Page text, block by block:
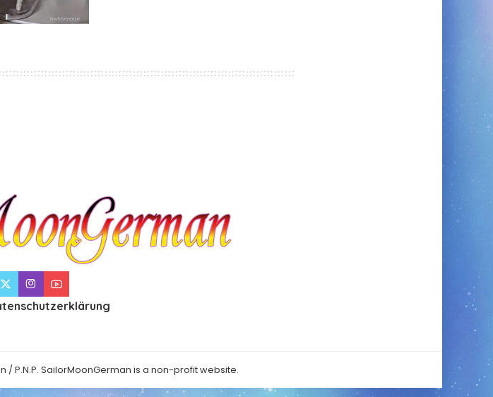
/ P.N.P. SailorMoonGerman is a non-profit website.